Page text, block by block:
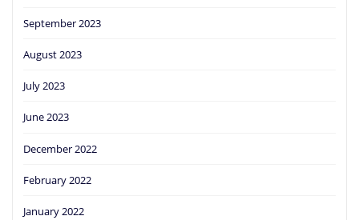
September 2023
August 2023
July 2023
June 2023
December 2022
February 2022
January 2022